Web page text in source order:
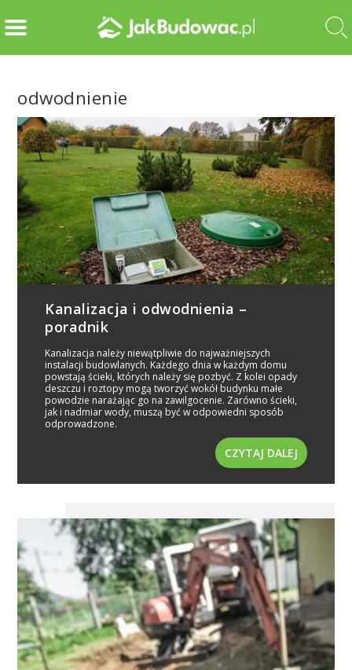
odwodnienie
Kanalizacja i odwodnienia –
poradnik
Kanalizacja należy niewątpliwie do najważniejszych
instalacji budowlanych. Każdego dnia w każdym domu
powstają ścieki, których należy się pozbyć. Z kolei opady
deszczu i roztopy mogą tworzyć wokół budynku małe
powodzie narażając go na zawilgocenie. Zarówno ścieki,
jak i nadmiar wody, muszą być w odpowiedni sposób
odprowadzone.
CZYTAJ DALEJ